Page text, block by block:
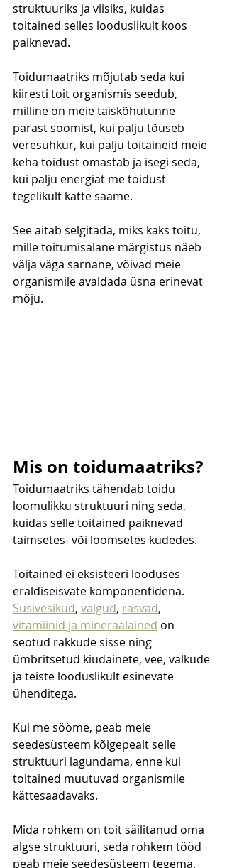
struktuuriks ja viisiks, kuidas
toitained selles looduslikult koos
paiknevad.
Toidumaatriks mõjutab seda kui
kiiresti toit organismis seedub,
milline on meie täiskõhutunne
pärast söömist, kui palju tõuseb
veresuhkur, kui palju toitaineid meie
keha toidust omastab ja isegi seda,
kui palju energiat me toidust
tegelikult kätte saame.
See aitab selgitada, miks kaks toitu,
mille toitumisalane märgistus näeb
välja väga sarnane, võivad meie
organismile avaldada üsna erinevat
mõju.
Mis on toidumaatriks?
Toidumaatriks tähendab toidu
loomulikku struktuuri ning seda,
kuidas selle toitained paiknevad
taimsetes- või loomsetes kudedes.
Toitained ei eksisteeri looduses
eraldiseisvate komponentidena.
Süsivesikud, valgud, rasvad,
vitamiinid ja mineraalained on
seotud rakkude sisse ning
ümbritsetud kiudainete, vee, valkude
ja teiste looduslikult esinevate
ühenditega.
Kui me sööme, peab meie
seedesüsteem kõigepealt selle
struktuuri lagundama, enne kui
toitained muutuvad organismile
kättesaadavaks.
Mida rohkem on toit säilitanud oma
algse struktuuri, seda rohkem tööd
peab meie seedesüsteem tegema.